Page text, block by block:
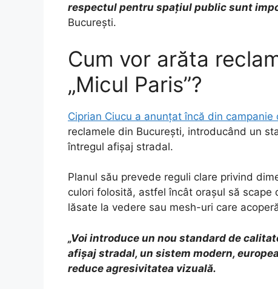
respectul pentru spațiul public sunt
București.
Cum vor arăta
„Micul Paris”?
Ciprian Ciucu a anunțat încă din
reclamele din București, introducând un
întregul afișaj stradal.
Planul său prevede reguli clare privind
culori folosită, astfel încât orașul să
lăsate la vedere sau mesh-uri care
„Voi introduce un nou standard de
afișaj stradal, un sistem modern,
reduce agresivitatea vizuală.